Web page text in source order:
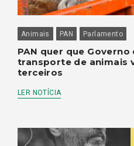
Animais PAN Parlamento
PAN quer que
transporte de animais
terceiros
LER NOTÍCIA